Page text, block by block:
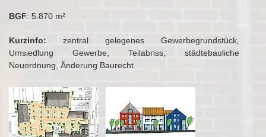
BGF: 5.870 m²
Kurzinfo: zentral gelegenes Gewerbegrundstück,
Umsiedlung Gewerbe, Teilabriss, städtebauliche
Neuordnung, Änderung Baurecht